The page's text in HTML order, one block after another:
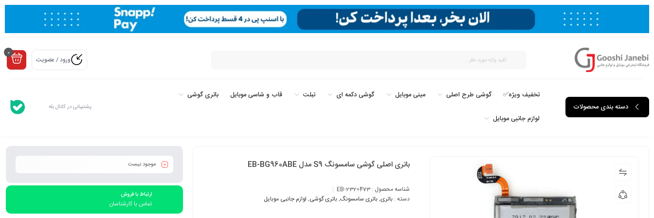
ورود / عضویت
0
دسته بندی محصولات
تخفیف ویژه✅ گوشی طرح اصلی مینی موبایل گوشی دکمه ای تبلت قاب و شاسی موبایل باتری گوشی
لوازم جانبی موبایل
پشتیبانی در کانال بله
باتری اصلی گوشی سامسونگ S9 مدل EB-BG960ABE
شناسه محصول : EB-2320473
دسته : باتری,باتری سامسونگ,باتری گوشی, لوازم جانبی موبایل
موجود نیست
ارتباط با فروش
تماس با کارشناسان